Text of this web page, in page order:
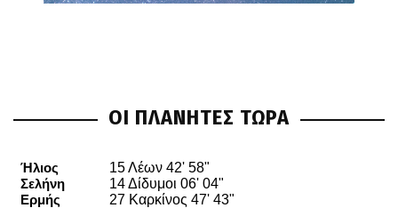
ΟΙ ΠΛΑΝΗΤΕΣ ΤΩΡΑ